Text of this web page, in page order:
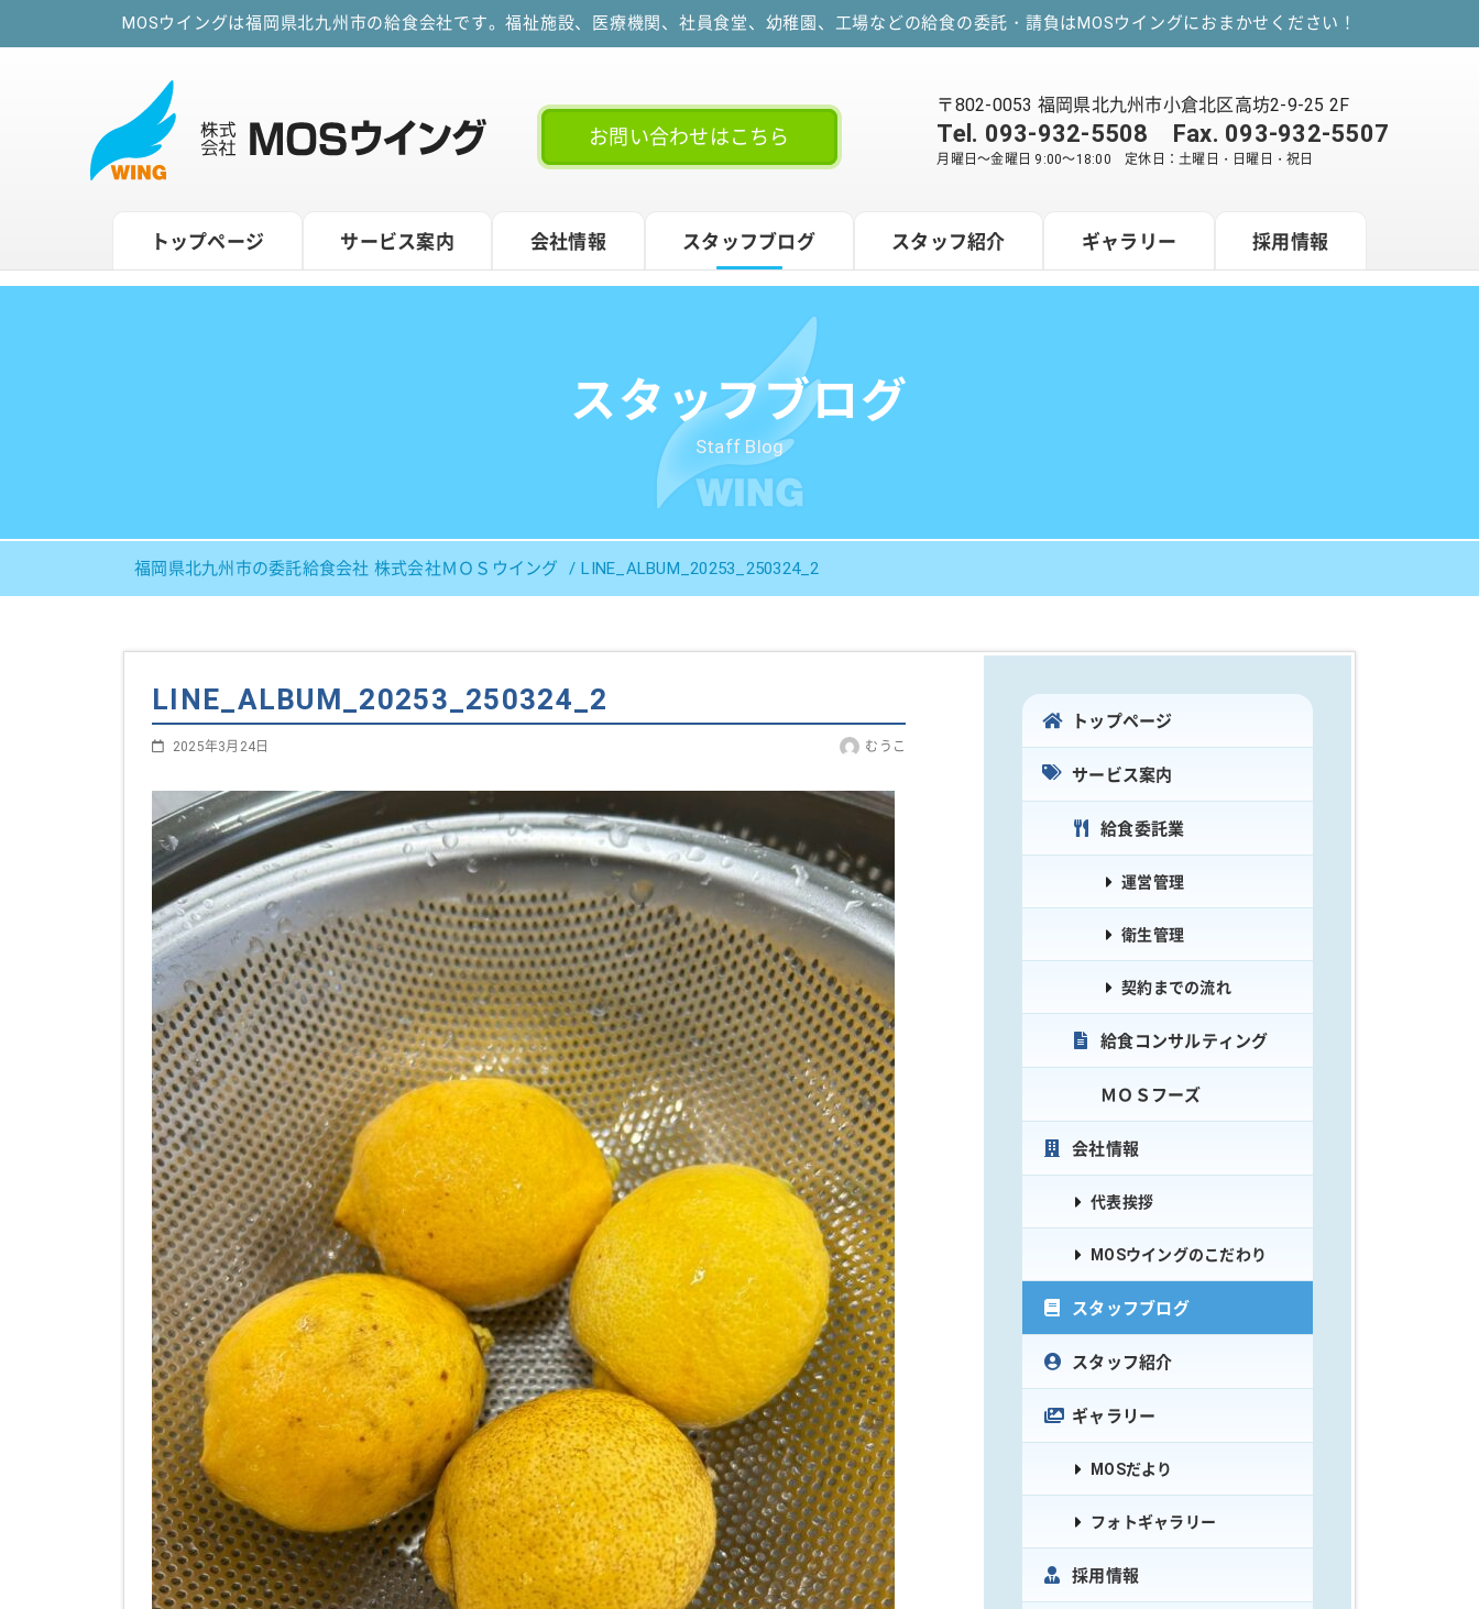
MOSウイングは福岡県北九州市の給食会社です。福祉施設、医療機関、社員食堂、幼稚園、工場などの給食の委託・請負はMOSウイングにおまかせください！
お問い合わせはこちら
〒802-0053 福岡県北九州市小倉北区高坊2-9-25 2F
Tel. 093-932-5508 Fax. 093-932-5507
月曜日～金曜日 9:00～18:00 定休日：土曜日・日曜日・祝日
トップページ サービス案内 会社情報 スタッフブログ スタッフ紹介 ギャラリー 採用情報
スタッフブログ
Staff Blog
福岡県北九州市の委託給食会社 株式会社ＭＯＳウイング LINE_ALBUM_20253_250324_2
LINE_ALBUM_20253_250324_2
2025年3月24日 むうこ
トップページ
サービス案内
給食委託業
運営管理
衛生管理
契約までの流れ
給食コンサルティング
ＭＯＳフーズ
会社情報
代表挨拶
MOSウイングのこだわり
スタッフブログ
スタッフ紹介
ギャラリー
MOSだより
フォトギャラリー
採用情報